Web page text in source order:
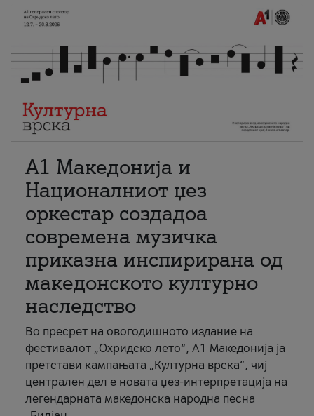
А1 Македонија и
Националниот џез
оркестар создадоа
современа музичка
приказна инспирирана од
македонското културно
наследство
Во пресрет на овогодишното издание на
фестивалот „Охридско лето“, А1 Македонија ја
претстави кампањата „Културна врска“, чиј
централен дел е новата џез-интерпретација на
легендарната македонска народна песна